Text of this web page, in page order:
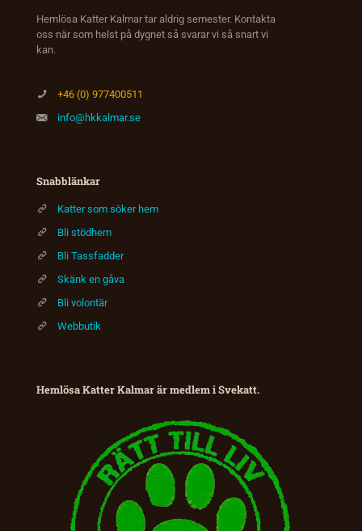
Hemlösa Katter Kalmar tar aldrig semester. Kontakta
oss när som helst på dygnet så svarar vi så snart vi
kan.
+46 (0) 977400511
info@hkkalmar.se
Snabblänkar
Katter som söker hem
Bli stödhem
Bli Tassfadder
Skänk en gåva
Bli volontär
Webbutik
Hemlösa Katter Kalmar är medlem i Svekatt.